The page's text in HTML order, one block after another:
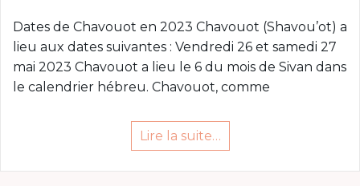
Dates de Chavouot en 2023 Chavouot (Shavou’ot) a
lieu aux dates suivantes : Vendredi 26 et samedi 27
mai 2023 Chavouot a lieu le 6 du mois de Sivan dans
le calendrier hébreu. Chavouot, comme
Lire la suite…